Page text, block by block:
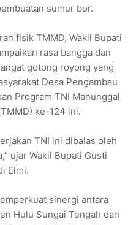
sumur bor.
fisik TMMD, Wakil Bupati
rasa bangga dan
gotong royong yang
Desa Pengambau
Program TNI Manunggal
ke-124 ini.
TNI ini dibalas oleh
ujar Wakil Bupati Gusti
Elmi.
sinergi antara
Hulu Sungai Tengah dan